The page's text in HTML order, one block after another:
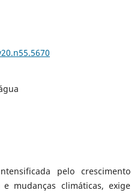
pelo crescimento
mudanças climáticas, exige